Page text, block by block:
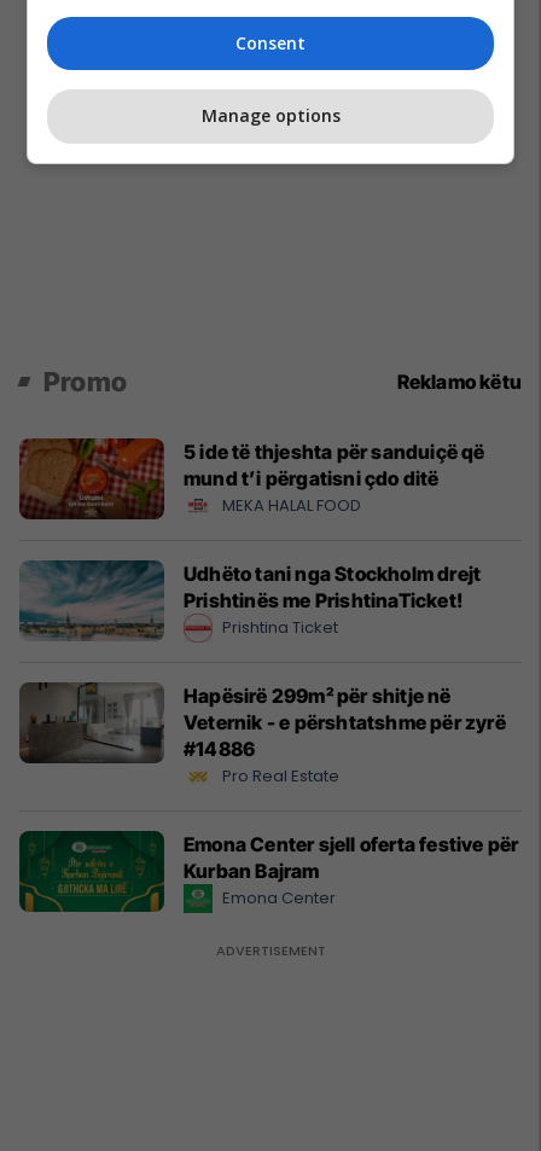
Promo Reklamo këtu
5 ide të thjeshta për sanduiçë që
mund t’i përgatisni çdo ditë
MEKA HALAL FOOD
Udhëto tani nga Stockholm drejt
Prishtinës me PrishtinaTicket!
Prishtina Ticket
Hapësirë 299m² për shitje në
Veternik - e përshtatshme për zyrë
#14886
Pro Real Estate
Emona Center sjell oferta festive për
Kurban Bajram
Emona Center
Consent
Manage options